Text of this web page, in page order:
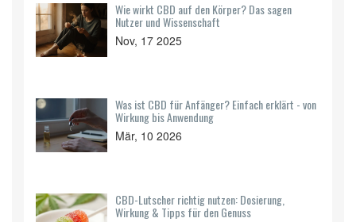
Wie wirkt CBD auf den Körper? Das sagen
Nutzer und Wissenschaft
Nov, 17 2025
Was ist CBD für Anfänger? Einfach erklärt - von
Wirkung bis Anwendung
Mär, 10 2026
CBD-Lutscher richtig nutzen: Dosierung,
Wirkung & Tipps für den Genuss